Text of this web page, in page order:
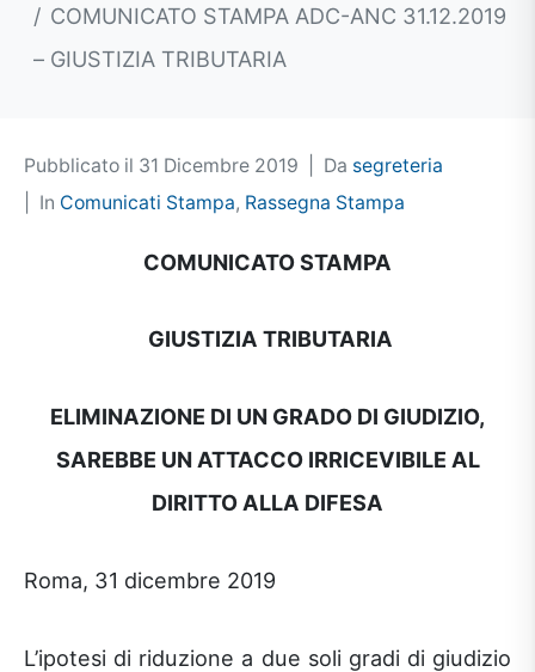
COMUNICATO STAMPA ADC-ANC 31.12.2019
– GIUSTIZIA TRIBUTARIA
Pubblicato il 31 Dicembre 2019 Da segreteria
In Comunicati Stampa, Rassegna Stampa
COMUNICATO STAMPA
GIUSTIZIA TRIBUTARIA
ELIMINAZIONE DI UN GRADO DI GIUDIZIO,
SAREBBE UN ATTACCO IRRICEVIBILE AL
DIRITTO ALLA DIFESA
Roma, 31 dicembre 2019
L’ipotesi di riduzione a due soli gradi di giudizio